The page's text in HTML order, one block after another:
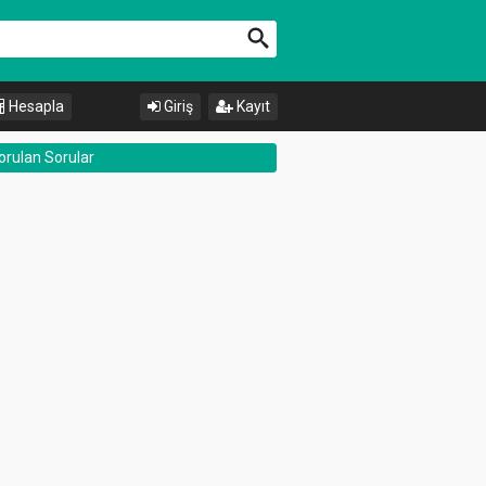
Hesapla Kayıt
Giriş
Sorular